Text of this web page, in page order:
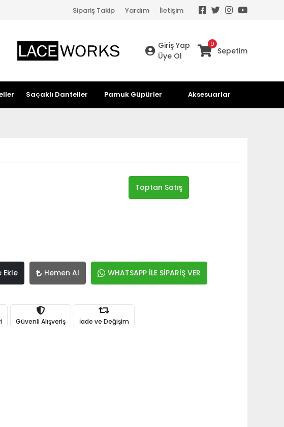
Sipariş Takip Yardım İletişim
Giriş Yap
Üye Ol
0
Sepetim
Saçaklı Danteller Pamuk Güpürler Aksesuarlar
Ekle Hemen Al WHATSAPP İLE SİPARİŞ VER
Toptan Satış
Güvenli Alışveriş İade ve Değişim